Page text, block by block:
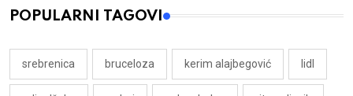
POPULARNI TAGOVI
srebrenica bruceloza kerim alajbegović lidl